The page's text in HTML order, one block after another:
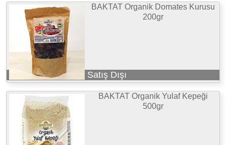
BAKTAT Organik Domates Kurusu
200gr
Satış Dışı
BAKTAT Organik Yulaf Kepeği
500gr